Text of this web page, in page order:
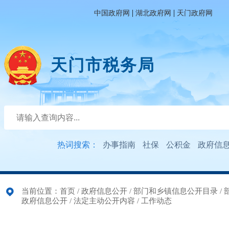
中国政府网 | 湖北政府网 | 天门政府网
天门市税务局
热词搜索： 办事指南 社保 公积金 政府信
当前位置： 首页 / 政府信息公开 / 部门和乡镇信息公开目录 /
政府信息公开 / 法定主动公开内容 / 工作动态